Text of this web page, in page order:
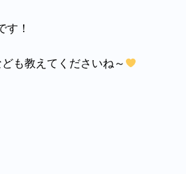
す！
も教えてくださいね～